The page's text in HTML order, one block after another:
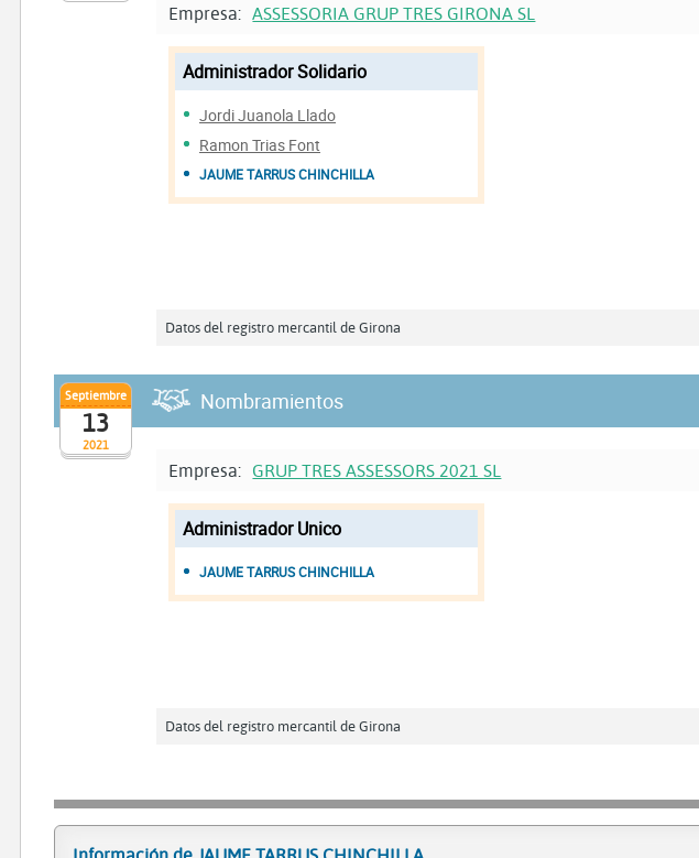
Empresa: ASSESSORIA GRUP TRES GIRONA SL
Administrador Solidario
Jordi Juanola Llado
Ramon Trias Font
JAUME TARRUS CHINCHILLA
Datos del registro mercantil de Girona
2021
Septiembre
13
Nombramientos
Empresa: GRUP TRES ASSESSORS 2021 SL
Administrador Unico
JAUME TARRUS CHINCHILLA
Datos del registro mercantil de Girona